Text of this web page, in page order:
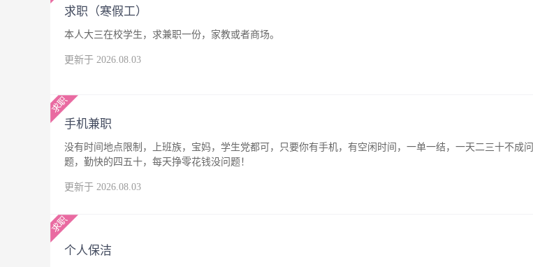
求职（寒假工）
本人大三在校学生，求兼职一份，家教或者商场。
更新于 2026.08.03
手机兼职
没有时间地点限制，上班族，宝妈，学生党都可，只要你有手机，有空闲时间，一单一结，一天二三十不成问
题，勤快的四五十，每天挣零花钱没问题！
更新于 2026.08.03
个人保洁